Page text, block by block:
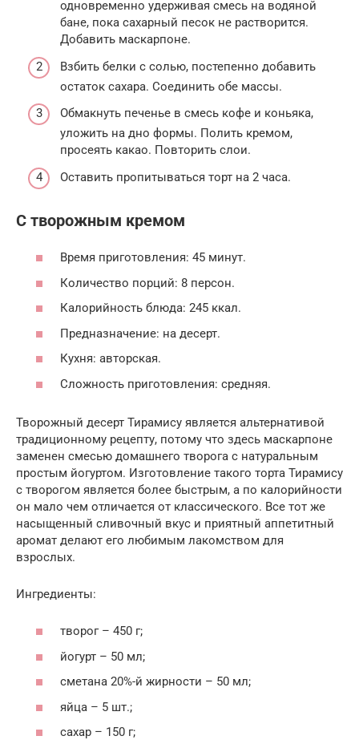
одновременно удерживая смесь на водяной
бане, пока сахарный песок не растворится.
Добавить маскарпоне.
Взбить белки с солью, постепенно добавить
остаток сахара. Соединить обе массы.
Обмакнуть печенье в смесь кофе и коньяка,
уложить на дно формы. Полить кремом,
просеять какао. Повторить слои.
Оставить пропитываться торт на 2 часа.
С творожным кремом
Время приготовления: 45 минут.
Количество порций: 8 персон.
Калорийность блюда: 245 ккал.
Предназначение: на десерт.
Кухня: авторская.
Сложность приготовления: средняя.
Творожный десерт Тирамису является альтернативой
традиционному рецепту, потому что здесь маскарпоне
заменен смесью домашнего творога с натуральным
простым йогуртом. Изготовление такого торта Тирамису
с творогом является более быстрым, а по калорийности
он мало чем отличается от классического. Все тот же
насыщенный сливочный вкус и приятный аппетитный
аромат делают его любимым лакомством для
взрослых.
Ингредиенты:
творог – 450 г;
йогурт – 50 мл;
сметана 20%-й жирности – 50 мл;
яйца – 5 шт.;
сахар – 150 г;